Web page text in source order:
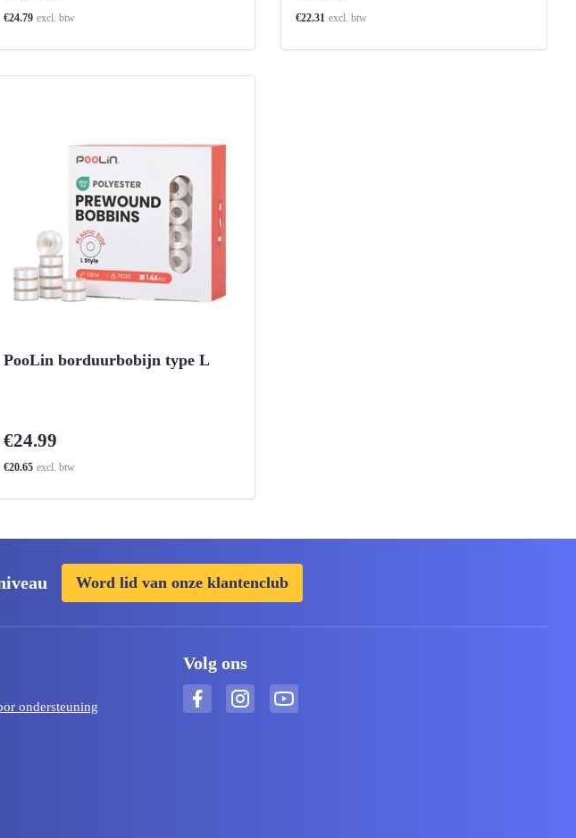
€24.79 excl. btw €22.31 excl. btw
PooLin borduurbobijn type L
€24.99
€20.65 excl. btw
Word lid van onze klantenclub
ondersteuning
Volg ons